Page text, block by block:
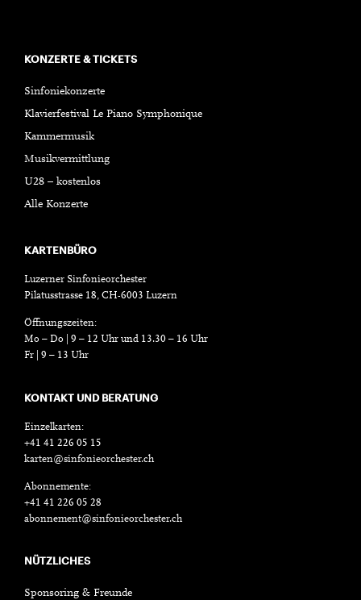
KONZERTE & TICKETS
Sinfoniekonzerte
Klavierfestival Le Piano Symphonique
Kammermusik
Musikvermittlung
U28 – kostenlos
Alle Konzerte
KARTENBÜRO
Luzerner Sinfonieorchester
Pilatusstrasse 18, CH-6003 Luzern
Öffnungszeiten:
Mo – Do | 9 – 12 Uhr und 13.30 – 16 Uhr
Fr | 9 – 13 Uhr
KONTAKT UND BERATUNG
Einzelkarten:
+41 41 226 05 15
karten@sinfonieorchester.ch
Abonnemente:
+41 41 226 05 28
abonnement@sinfonieorchester.ch
NÜTZLICHES
Sponsoring & Freunde